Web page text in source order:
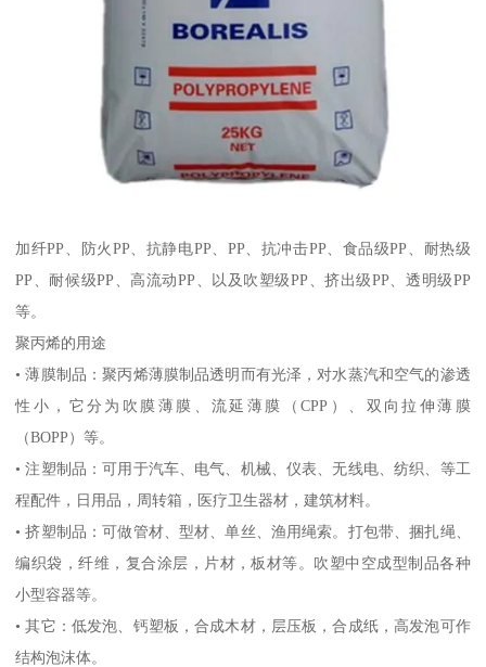
加纤PP 、防火 PP 、抗静电PP PP 、抗冲击PP 、食品级PP 、耐热级
PP 、耐候级PP 、高流动PP 、以及吹塑级PP 、挤出级PP 、透明级PP
等。
聚丙烯的用途
•薄膜制品：聚丙烯薄膜制品透明而有光泽，对水蒸汽和空气的渗透
性小，它分为吹膜薄膜、流延薄膜（CPP ）、双向拉伸薄膜
（BOPP ）等。
•注塑制品：可用于汽车、电气、机械、仪表、无线电、纺织、等工
程配件，日用品，周转箱，医疗卫生器材，建筑材料。
•挤塑制品：可做管材、型材、单丝、渔用绳索。打包带、捆扎绳、
编织袋，纤维，复合涂层，片材，板材等。吹塑中空成型制品各种
小型容器等。
•其它：低发泡、钙塑板，合成木材，层压板，合成纸，高发泡可作
结构泡沫体。